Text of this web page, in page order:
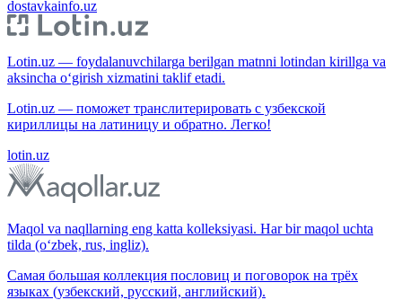
dostavkainfo.uz
Lotin.uz — foydalanuvchilarga berilgan matnni lotindan kirillga va
aksincha o‘girish xizmatini taklif etadi.
Lotin.uz — поможет транслитерировать с узбекской
кириллицы на латиницу и обратно. Легко!
lotin.uz
Maqol va naqllarning eng katta kolleksiyasi. Har bir maqol uchta
tilda (o‘zbek, rus, ingliz).
Самая большая коллекция пословиц и поговорок на трёх
языках (узбекский, русский, английский).